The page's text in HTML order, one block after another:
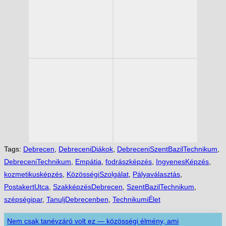
Tags: Debrecen DebreceniDiákok DebreceniSzentBazilTechnikum
DebreceniTechnikum
Empátia fodrászképzés IngyenesKépzés
kozmetikusképzés KözösségiSzolgálat Pályaválasztás
PostakertUtca SzakképzésDebrecen SzentBazilTechnikum
szépségipar, TanuljDebrecenben TechnikumiÉlet
Nem csak tanévzáró volt ez — közösségi élmény, ami